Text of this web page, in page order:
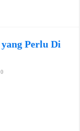
Perlu Di
0